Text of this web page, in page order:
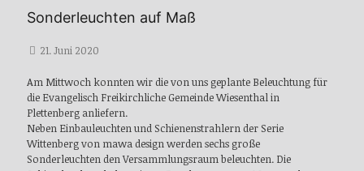
Sonderleuchten auf Maß
21. Juni 2020
Am Mittwoch konnten wir die von uns geplante Beleuchtung für
die Evangelisch Freikirchliche Gemeinde Wiesenthal in
Plettenberg anliefern.
Neben Einbauleuchten und Schienenstrahlern der Serie
Wittenberg von mawa design werden sechs große
Sonderleuchten den Versammlungsraum beleuchten. Die